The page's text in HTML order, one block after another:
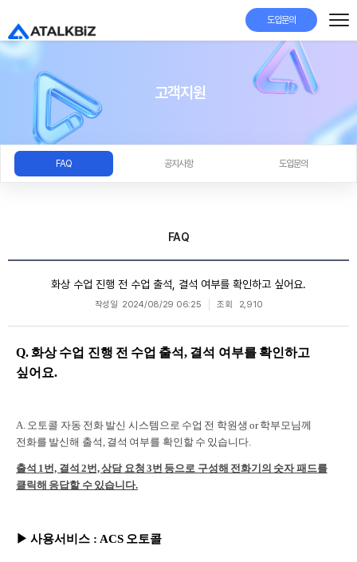
도입문의
고객지원
FAQ 공지사항 도입문의
FAQ
화상 수업 진행 전 수업 출석, 결석 여부를 확인하고 싶어요.
작성일 2024/08/29 06:25 조회 2,910
Q. 화상 수업 진행 전 수업 출석, 결석 여부를 확인하고
싶어요.
A. 오토콜 자동 전화 발신 시스템으로 수업 전 학원생 or 학부모님께
전화를 발신해 출석, 결석 여부를 확인할 수 있습니다.
출석 1번, 결석 2번, 상담 요청 3번 등으로 구성해 전화기의 숫자 패드를
클릭해 응답할 수 있습니다.
▶사용서비스 : ACS 오토콜